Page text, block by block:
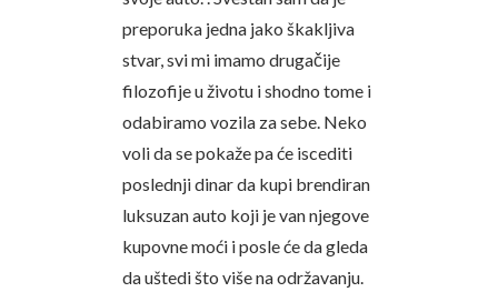
preporuka jedna jako škakljiva
stvar, svi mi imamo drugačije
filozofije u životu i shodno tome i
odabiramo vozila za sebe. Neko
voli da se pokaže pa će iscediti
poslednji dinar da kupi brendiran
luksuzan auto koji je van njegove
kupovne moći i posle će da gleda
da uštedi što više na održavanju.